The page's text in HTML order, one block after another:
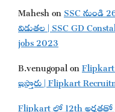
MaheshonSSC
విడుతల | SSC GD
jobs 2023
B.venugopalon
ఇస్తారు | Flipkart
Flipkart లో 12th అర్హతతో